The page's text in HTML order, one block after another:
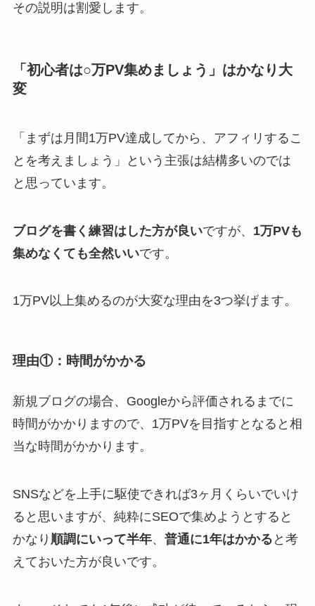
その説明は割愛します。
「初心者は○万PV集めましょう」はかなり大
変
「まずは月間1万PV達成してから、アフィリするこ
とを考えましょう」という主張は結構多いのでは
と思っています。
ブログを書く練習はした方が良いですが、 1万PVも
集めなくても全然いいです。
1万PV以上集めるのが大変な理由を3つ挙げます。
理由①：時間がかかる
新規ブログの場合、Googleから評価されるまでに
時間がかかりますので、1万PVを目指すとなると相
当な時間がかかります。
SNSなどを上手に駆使できれば3ヶ月くらいでいけ
ると思いますが、純粋にSEOで集めようとすると
かなり 順調にいって半年、 普通に1年はかかる と考
えておいた方が良いです。